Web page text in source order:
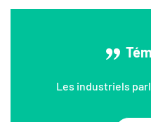
Les industriels